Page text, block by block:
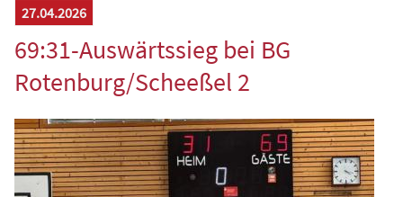
27.04.2026
69:31-Auswärtssieg bei BG
Rotenburg/Scheeßel 2